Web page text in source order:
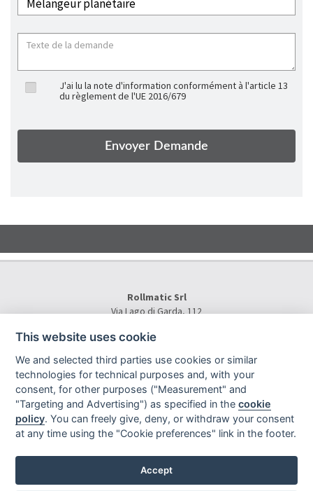
J'ai lu la note d'information conformément à l'article 13
du règlement de l'UE 2016/679
Rollmatic Srl
Via Lago di Garda, 112
Tel.+39 0445 577000
E-Mail:
info@rollmatic.com
VAT Number: 03391250242
C.F. e N. Registro Imprese: 03391250242
Rollmatic Srl © 2026 - All Rights Reserved
This website uses cookie
We and selected third parties use cookies or similar
technologies for technical purposes and, with your
consent, for other purposes ("Measurement" and
"Targeting and Advertising") as specified in thecookie
policy. You can freely give, deny, or withdraw your consent
at any time using the "Cookie preferences" link in the footer.
Accept